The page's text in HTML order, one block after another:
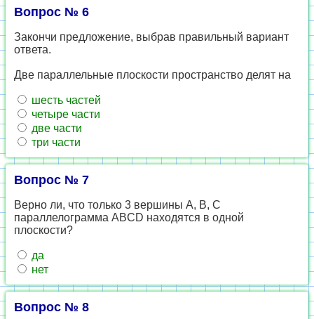
Вопрос № 6
Закончи предложение, выбрав правильный вариант
ответа.
Две параллельные плоскости пространство делят на
шесть частей
четыре части
две части
три части
Вопрос № 7
Верно ли, что только 3 вершины A, B, C
параллелограмма ABCD находятся в одной
плоскости?
да
нет
Вопрос № 8